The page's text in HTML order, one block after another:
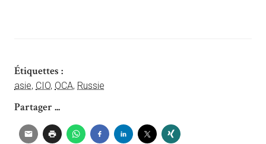
Étiquettes :
asie, CIO, OCA, Russie
Partager ...